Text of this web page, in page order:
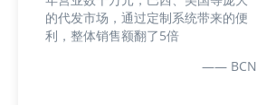
的代发市场，通过定制系统带来的便
利，整体销售额翻了5倍
—— BCN